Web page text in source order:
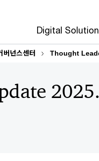
Digital
버넌스센터 Thought